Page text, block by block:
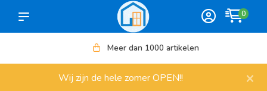
0
Meer dan 1000 artikelen
Wij zijn de hele zomer OPEN!! ×